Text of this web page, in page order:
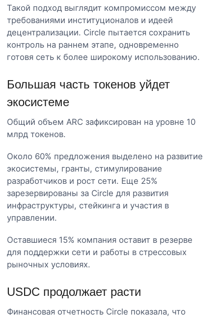
Такой подход выглядит компромиссом между
требованиями институционалов и идеей
децентрализации. Circle пытается сохранить
контроль на раннем этапе, одновременно
готовя сеть к более широкому использованию.
Большая часть токенов уйдет
экосистеме
Общий объем ARC зафиксирован на уровне 10
млрд токенов.
Около 60% предложения выделено на развитие
экосистемы, гранты, стимулирование
разработчиков и рост сети. Еще 25%
зарезервированы за Circle для развития
инфраструктуры, стейкинга и участия в
управлении.
Оставшиеся 15% компания оставит в резерве
для поддержки сети и работы в стрессовых
рыночных условиях.
USDC продолжает расти
Финансовая отчетность Circle показала, что